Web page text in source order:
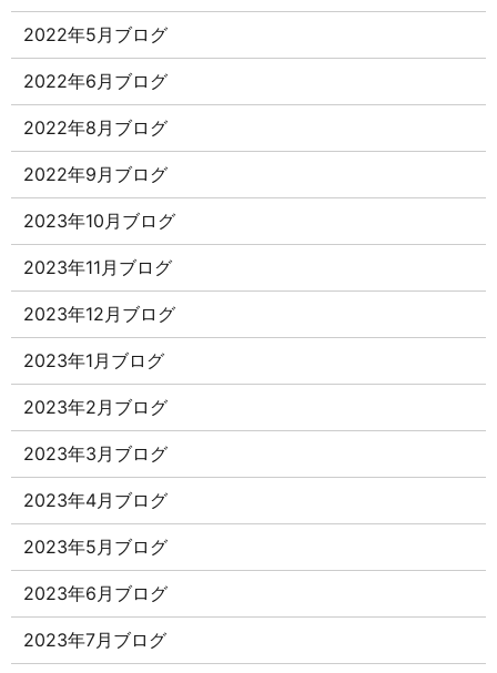
2022年5月ブログ
2022年6月ブログ
2022年8月ブログ
2022年9月ブログ
2023年10月ブログ
2023年11月ブログ
2023年12月ブログ
2023年1月ブログ
2023年2月ブログ
2023年3月ブログ
2023年4月ブログ
2023年5月ブログ
2023年6月ブログ
2023年7月ブログ